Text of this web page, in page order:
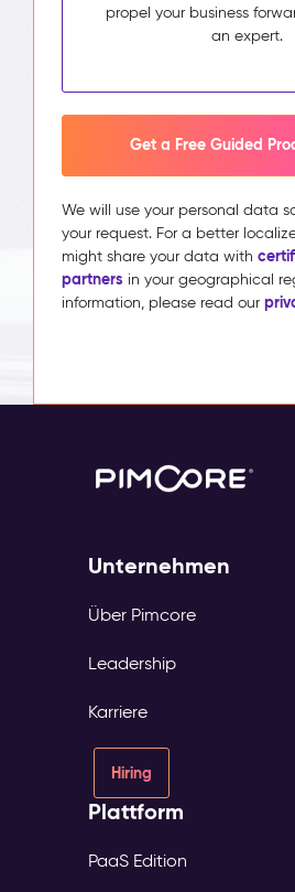
propel your business
an expert.
Get a Free Guided
We will use your personal data
your request. For a better
might share your data with
partners in your geographical
information, please read our
Unternehmen
Über Pimcore
Leadership
Karriere
Hiring
Plattform
PaaS Edition